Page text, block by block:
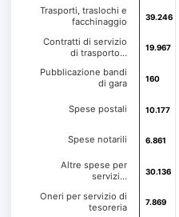
39.246
39.246
19.967
19.967
160
160
10.177
10.177
6.861
6.861
30.136
30.136
7.869
7.869
Trasporti, traslochi e
facchinaggio
Contratti di servizio
di trasporto…
Pubblicazione bandi
di gara
Spese postali
Spese notarili
Altre spese per
servizi…
Oneri per servizio di
tesoreria